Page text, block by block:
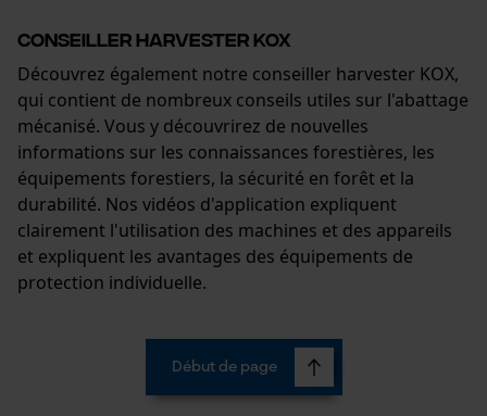
Conseiller harvester KOX
Découvrez également notre conseiller harvester KOX,
qui contient de nombreux conseils utiles sur l'abattage
mécanisé. Vous y découvrirez de nouvelles
informations sur les connaissances forestières, les
équipements forestiers, la sécurité en forêt et la
durabilité. Nos vidéos d'application expliquent
clairement l'utilisation des machines et des appareils
et expliquent les avantages des équipements de
protection individuelle.
Début de page